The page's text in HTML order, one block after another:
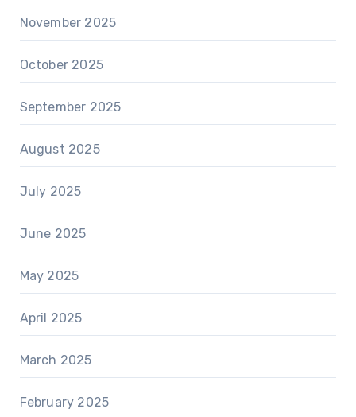
November 2025
October 2025
September 2025
August 2025
July 2025
June 2025
May 2025
April 2025
March 2025
February 2025